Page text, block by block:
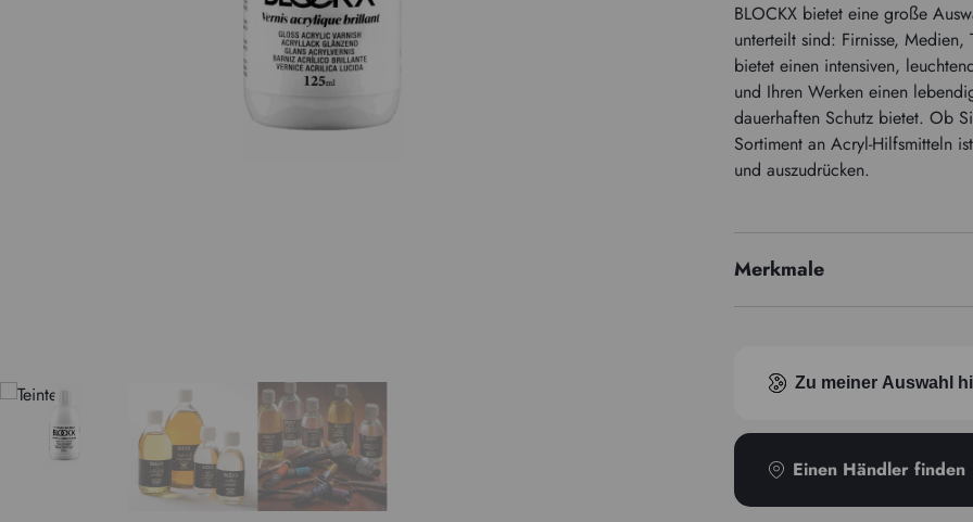
BLOCKX bietet eine große
unterteilt sind: Firnisse,
bietet einen intensiven,
und Ihren Werken einen
dauerhaften Schutz bietet. Ob
Sortiment an Acryl-Hilfsmitteln
und auszudrücken.
Merkmale
Zu meiner Auswahl
Einen Händler finden